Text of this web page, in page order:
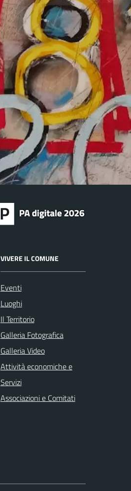
VIVERE IL COMUNE
Eventi
Luoghi
Il Territorio
Galleria Fotografica
Galleria Video
Attività economiche e
Servizi
Associazioni e Comitati